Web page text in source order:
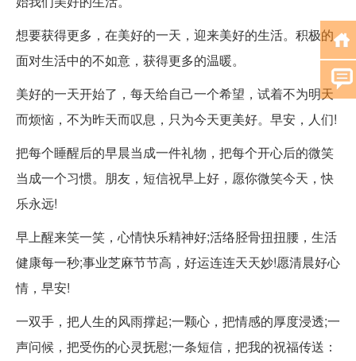
想要获得更多，在美好的一天，迎来美好的生活。积极的
面对生活中的不如意，获得更多的温暖。
美好的一天开始了，每天给自己一个希望，试着不为明天
而烦恼，不为昨天而叹息，只为今天更美好。早安，人们!
把每个睡醒后的早晨当成一件礼物，把每个开心后的微笑
当成一个习惯。朋友，短信祝早上好，愿你微笑今天，快
乐永远!
早上醒来笑一笑，心情快乐精神好;活络胫骨扭扭腰，生活
健康每一秒;事业芝麻节节高，好运连连天天妙!愿清晨好心
情，早安!
一双手，把人生的风雨撑起;一颗心，把情感的厚度浸透;一
声问候，把受伤的心灵抚慰;一条短信，把我的祝福传送：